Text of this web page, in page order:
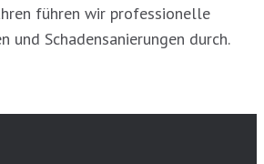
führen wir professionelle
und Schadensanierungen durch.